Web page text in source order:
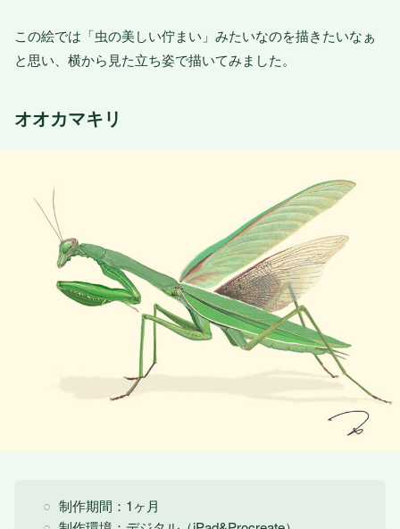
この絵では「虫の美しい佇まい」みたいなのを描きたいなぁ
と思い、横から見た立ち姿で描いてみました。
オオカマキリ
制作期間：1ヶ月